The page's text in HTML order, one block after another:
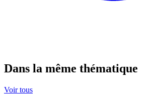
Dans la même thématique
Voir tous